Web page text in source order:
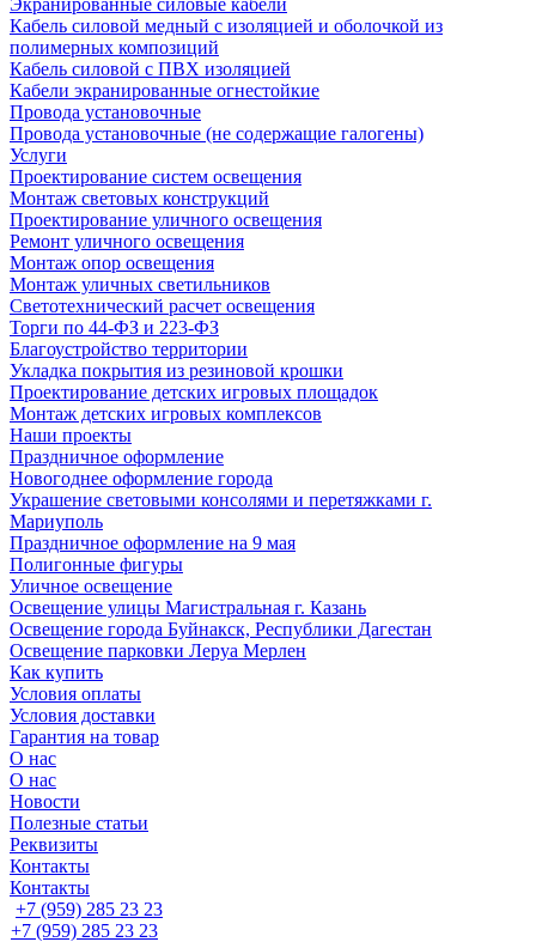
Экранированные силовые кабели
Кабель силовой медный с изоляцией и оболочкой из
полимерных композиций
Кабель силовой с ПВХ изоляцией
Кабели экранированные огнестойкие
Провода установочные
Провода установочные (не содержащие галогены)
Услуги
Проектирование систем освещения
Монтаж световых конструкций
Проектирование уличного освещения
Ремонт уличного освещения
Монтаж опор освещения
Монтаж уличных светильников
Светотехнический расчет освещения
Торги по 44-ФЗ и 223-ФЗ
Благоустройство территории
Укладка покрытия из резиновой крошки
Проектирование детских игровых площадок
Монтаж детских игровых комплексов
Наши проекты
Праздничное оформление
Новогоднее оформление города
Украшение световыми консолями и перетяжками г.
Мариуполь
Праздничное оформление на 9 мая
Полигонные фигуры
Уличное освещение
Освещение улицы Магистральная г. Казань
Освещение города Буйнакск, Республики Дагестан
Освещение парковки Леруа Мерлен
Как купить
Условия оплаты
Условия доставки
Гарантия на товар
О нас
О нас
Новости
Полезные статьи
Реквизиты
Контакты
Контакты
+7 (959) 285 23 23
+7 (959) 285 23 23